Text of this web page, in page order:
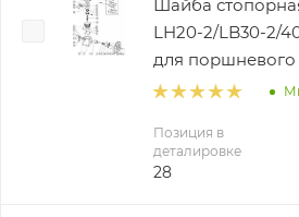
Шайба
LH20-2/LB30-2/
для поршневого
Позиция в
деталировке
28